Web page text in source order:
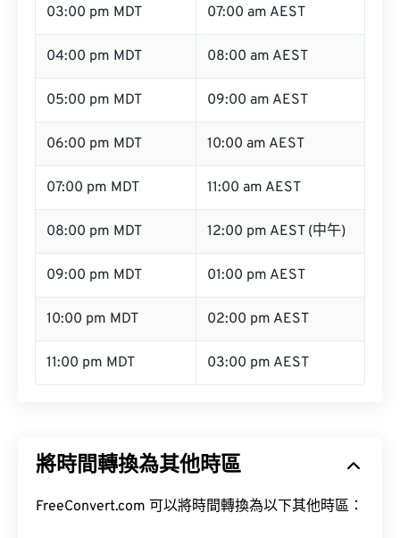
03:00 pm MDT 07:00 am AEST
04:00 pm MDT 08:00 am AEST
05:00 pm MDT 09:00 am AEST
06:00 pm MDT 10:00 am AEST
07:00 pm MDT 11:00 am AEST
08:00 pm MDT 12:00 pm AEST (中午)
09:00 pm MDT 01:00 pm AEST
10:00 pm MDT 02:00 pm AEST
11:00 pm MDT 03:00 pm AEST
將時間轉換為其他時區
FreeConvert.com 可以將時間轉換為以下其他時區：